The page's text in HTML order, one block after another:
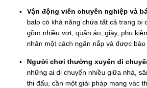
Vận động viên chuyên nghiệp và
balo có khả năng chứa tất cả trang bị
gồm nhiều vợt, quần áo, giày, phụ
nhân một cách ngăn nắp và được bảo
Người chơi thường xuyên di
những ai di chuyển nhiều giữa nhà,
thi đấu, cần một giải pháp mang vác